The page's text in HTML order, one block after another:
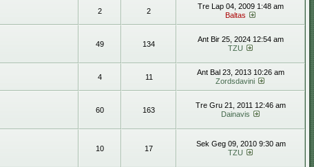
2 2
Tre Lap 04, 2009 1:48 am
Baltas
49 134
Ant Bir 25, 2024 12:54 am
TZU
4 11
Ant Bal 23, 2013 10:26 am
Zordsdavini
60 163
Tre Gru 21, 2011 12:46 am
Dainavis
10 17
Sek Geg 09, 2010 9:30 am
TZU